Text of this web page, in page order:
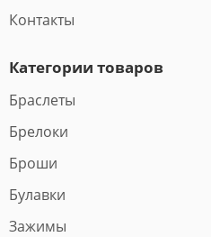
Контакты
Категории товаров
Браслеты
Брелоки
Броши
Булавки
Зажимы